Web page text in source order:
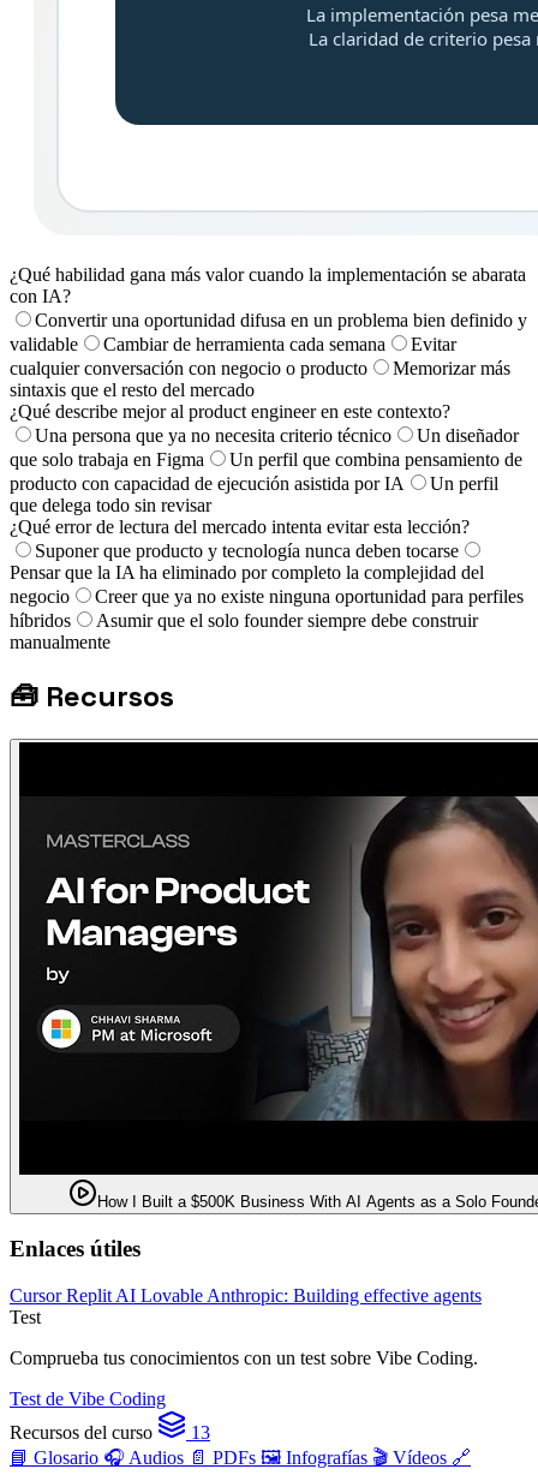
¿Qué habilidad gana más valor cuando la implementación se abarata
con IA?
Convertir una oportunidad difusa en un problema bien definido y
validable
Cambiar de herramienta cada semana
Evitar
cualquier conversación con negocio o producto
Memorizar más
sintaxis que el resto del mercado
¿Qué describe mejor al product engineer en este contexto?
Una persona que ya no necesita criterio técnico
Un diseñador
que solo trabaja en Figma
Un perfil que combina pensamiento de
producto con capacidad de ejecución asistida por IA
Un perfil
que delega todo sin revisar
¿Qué error de lectura del mercado intenta evitar esta lección?
Suponer que producto y tecnología nunca deben tocarse
Pensar que la IA ha eliminado por completo la complejidad del
negocio
Creer que ya no existe ninguna oportunidad para perfiles
híbridos
Asumir que el solo founder siempre debe construir
manualmente
🧰 Recursos
How I Built a $500K Business With AI Agents as a Solo
Enlaces útiles
CursorReplit AI Lovable Anthropic: Building effective agents
Test
Comprueba tus conocimientos con un test sobre Vibe Coding.
Test de Vibe Coding
Recursos del curso
13
📘 Glosario 🎧 Audios 📄 PDFs 🖼️ Infografías 🎬 Vídeos 🔗